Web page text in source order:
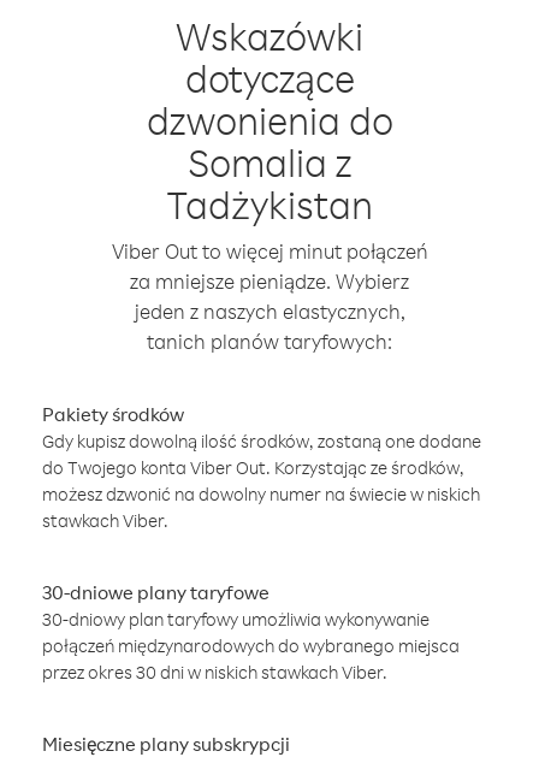
Wskazówki
dotyczące
dzwonienia do
Somalia z
Tadżykistan
Viber Out to więcej minut połączeń
za mniejsze pieniądze. Wybierz
jeden z naszych elastycznych,
tanich planów taryfowych:
Pakiety środków
Gdy kupisz dowolną ilość środków, zostaną one dodane
do Twojego konta Viber Out. Korzystając ze środków,
możesz dzwonić na dowolny numer na świecie w niskich
stawkach Viber.
30-dniowe plany taryfowe
30-dniowy plan taryfowy umożliwia wykonywanie
połączeń międzynarodowych do wybranego miejsca
przez okres 30 dni w niskich stawkach Viber.
Miesięczne plany subskrypcji